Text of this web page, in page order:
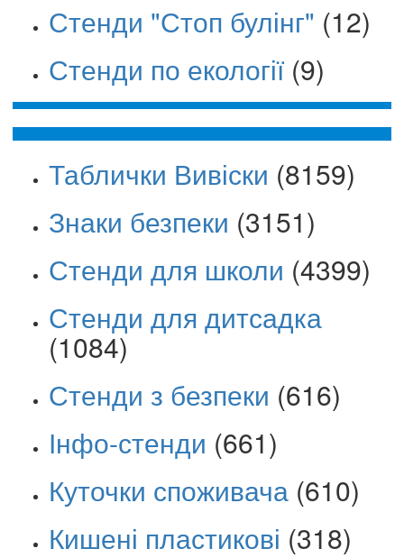
Стенди "Стоп булінг" (12)
Стенди по екології (9)
Таблички Вивіски (8159)
Знаки безпеки (3151)
Стенди для школи (4399)
Стенди для дитсадка
(1084)
Стенди з безпеки (616)
Інфо-стенди (661)
Куточки споживача (610)
Кишені пластикові (318)